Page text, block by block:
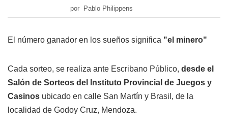
por Pablo Philippens
El número ganador en los sueños significa "el minero"
Cada sorteo, se realiza ante Escribano Público, desde el
Salón de Sorteos del Instituto Provincial de Juegos y
Casinos ubicado en calle San Martín y Brasil, de la
localidad de Godoy Cruz, Mendoza.